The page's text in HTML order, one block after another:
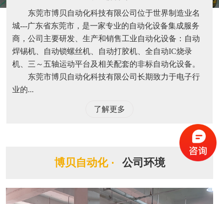
东莞市博贝自动化科技有限公司位于世界制造业名
城---广东省东莞市，是一家专业的自动化设备集成服务
商，公司主要研发、生产和销售工业自动化设备：自动
焊锡机、自动锁螺丝机、自动打胶机、全自动IC烧录
机、三～五轴运动平台及相关配套的非标自动化设备。
东莞市博贝自动化科技有限公司长期致力于电子行
业的...
了解更多
博贝自动化 · 公司环境